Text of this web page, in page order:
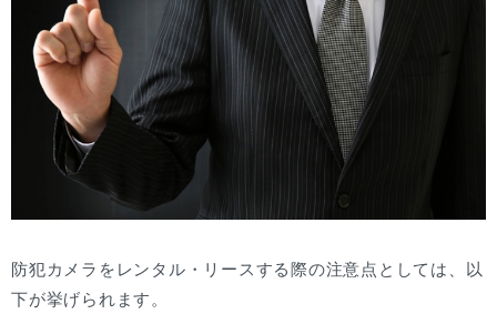
防犯カメラをレンタル・リースする際の注意点としては、以
下が挙げられます。